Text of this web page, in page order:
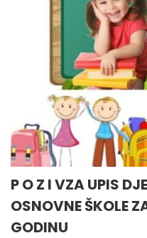
P O Z I VZA UPIS
OSNOVNE ŠKOLE
GODINU